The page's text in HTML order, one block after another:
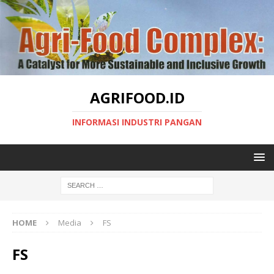
AGRIFOOD.ID
INFORMASI INDUSTRI PANGAN
HOME Media FS
FS